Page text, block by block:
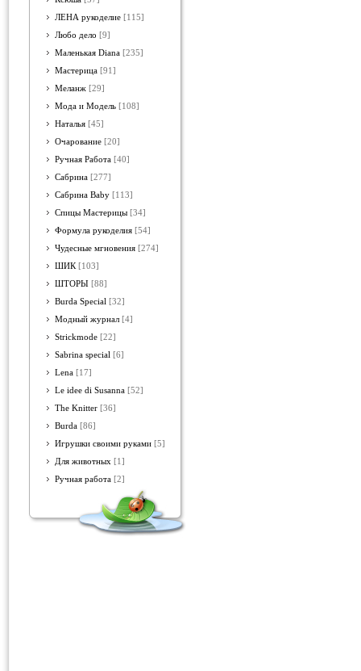
ЛЕНА рукоделие [115]
Любо дело [9]
Маленькая Diana [235]
Мастерица [91]
Меланж [29]
Мода и Модель [108]
Наталья [45]
Очарование [20]
Ручная Работа [40]
Сабрина [277]
Сабрина Baby [113]
Спицы Мастерицы [34]
Формула рукоделия [54]
Чудесные мгновения [274]
ШИК [103]
ШТОРЫ [88]
Burda Special [32]
Модный журнал [4]
Strickmode [22]
Sabrina special [6]
Lena [17]
Le idee di Susanna [52]
The Knitter [36]
Burda [86]
Игрушки своими руками [5]
Для животных [1]
Ручная работа [2]